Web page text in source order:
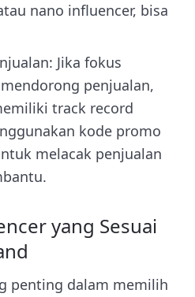
nano influencer, bisa
Jika fokus
penjualan,
track record
kode promo
melacak penjualan
yang Sesuai
penting dalam memilih